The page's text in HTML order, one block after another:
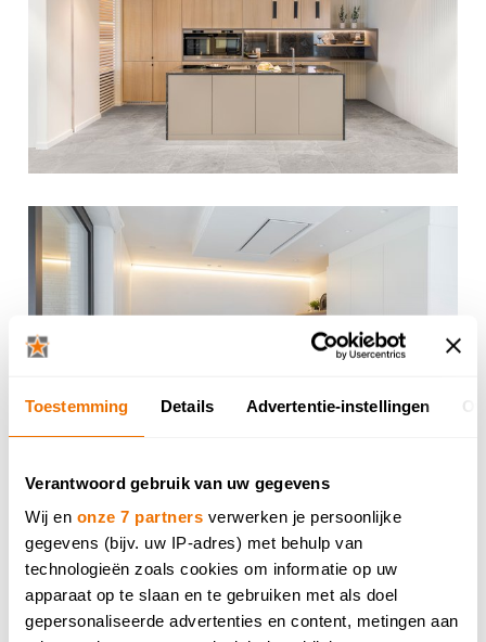
Toestemming Details Advertentie-instellingen
Verantwoord gebruik van uw gegevens
Wij en onze 7 partners verwerken je persoonlijke
gegevens (bijv. uw IP-adres) met behulp van
technologieën zoals cookies om informatie op uw
apparaat op te slaan en te gebruiken met als doel
gepersonaliseerde advertenties en content, metingen aan